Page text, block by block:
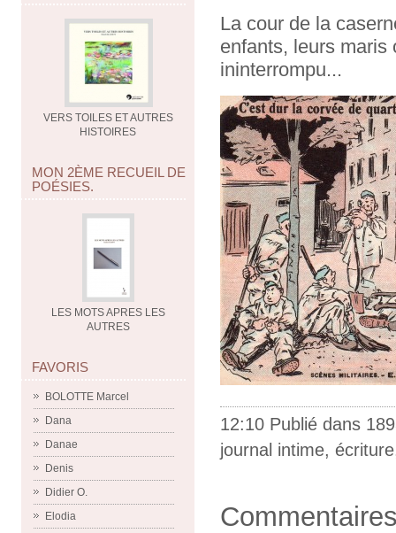
VERS TOILES ET AUTRES
HISTOIRES
MON 2ÈME RECUEIL DE
POÉSIES.
LES MOTS APRES LES
AUTRES
FAVORIS
BOLOTTE Marcel
Dana
Danae
Denis
Didier O.
Elodia
La cour de la
enfants, leurs maris
ininterrompu...
12:10 Publié dans
journal intime, écriture